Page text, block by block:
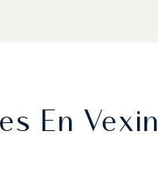
En Vexin